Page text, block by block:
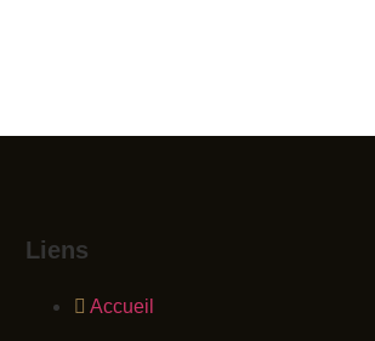
Liens
Accueil